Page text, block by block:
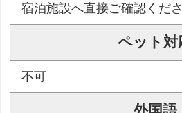
宿泊施設へ直接ご確認くださ
ペット対
不可